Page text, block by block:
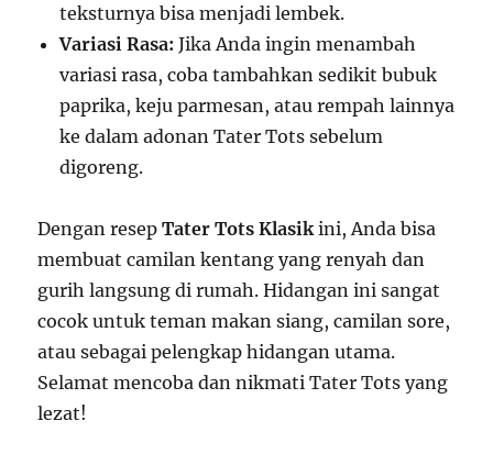
teksturnya bisa menjadi lembek.
Variasi Rasa: Jika Anda ingin menambah
variasi rasa, coba tambahkan sedikit bubuk
paprika, keju parmesan, atau rempah lainnya
ke dalam adonan Tater Tots sebelum
digoreng.
Dengan resepTater Tots Klasik ini, Anda bisa
membuat camilan kentang yang renyah dan
gurih langsung di rumah. Hidangan ini sangat
cocok untuk teman makan siang, camilan sore,
atau sebagai pelengkap hidangan utama.
Selamat mencoba dan nikmati Tater Tots yang
lezat!